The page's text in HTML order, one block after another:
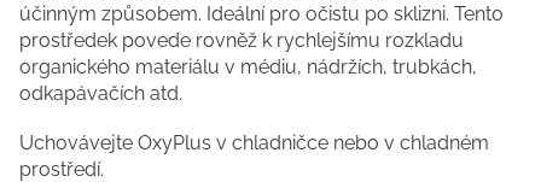
účinným způsobem. Ideální pro očistu po sklizni. Tento
prostředek povede rovněž k rychlejšímu rozkladu
organického materiálu v médiu, nádržích, trubkách,
odkapávačích atd.
Uchovávejte OxyPlus v chladničce nebo v chladném
prostředí.